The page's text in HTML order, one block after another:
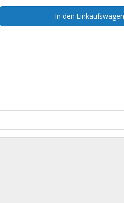
In den Einkaufswagen